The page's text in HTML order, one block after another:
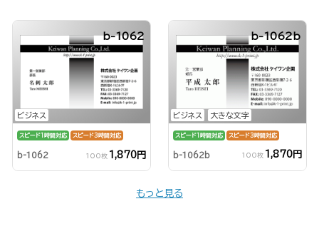
ビジネス
b-1062
スピード1時間対応 スピード3時間対応
b-1062 100枚 1,870円
ビジネス 大きな文字
b-1062b
スピード1時間対応 スピード3時間対応
b-1062b 100枚 1,870円
もっと見る